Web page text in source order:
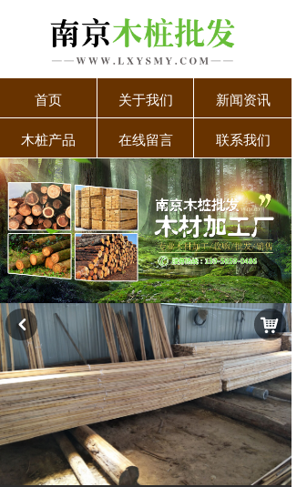
首页 关于我们 新闻资讯
木桩产品 在线留言 联系我们
낙
낒